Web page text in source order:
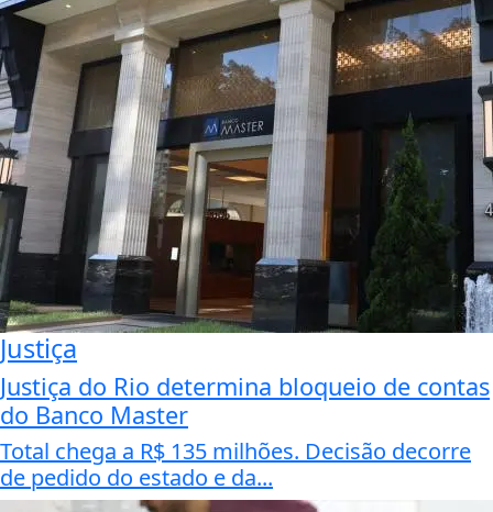
Justiça
Justiça do Rio determina bloqueio de contas
do Banco Master
Total chega a R$ 135 milhões. Decisão decorre
de pedido do estado e da...